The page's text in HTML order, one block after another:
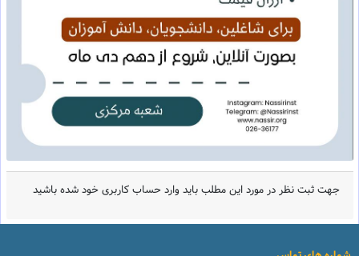
جهت ثبت نظر در مورد این مطلب باید وارد حساب کاربری خود شده باشید